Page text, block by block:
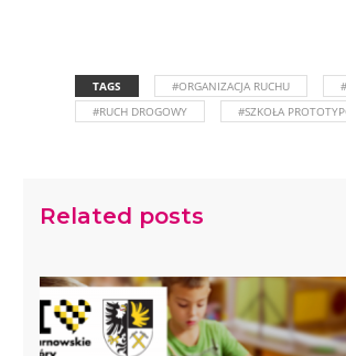
TAGS #ORGANIZACJA RUCHU
#RUCH DROGOWY
#SZKOŁA
Related posts